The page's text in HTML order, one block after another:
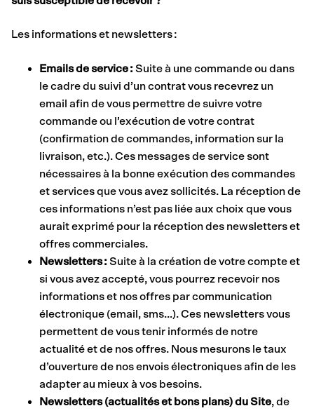
Les informations et newsletters :
Emails de service : Suite à une commande ou dans
le cadre du suivi d’un contrat vous recevrez un
email afin de vous permettre de suivre votre
commande ou l’exécution de votre contrat
(confirmation de commandes, information sur la
livraison, etc.). Ces messages de service sont
nécessaires à la bonne exécution des commandes
et services que vous avez sollicités. La réception de
ces informations n’est pas liée aux choix que vous
aurait exprimé pour la réception des newsletters et
offres commerciales.
Newsletters : Suite à la création de votre compte et
si vous avez accepté, vous pourrez recevoir nos
informations et nos offres par communication
électronique (email, sms…). Ces newsletters vous
permettent de vous tenir informés de notre
actualité et de nos offres. Nous mesurons le taux
d’ouverture de nos envois électroniques afin de les
adapter au mieux à vos besoins.
Newsletters (actualités et bons plans) du Site, de